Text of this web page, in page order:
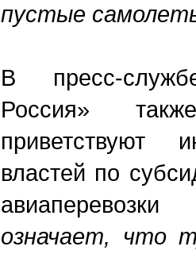
пустые
В пресс-
Россия»
приветствуют
властей по
означает, что